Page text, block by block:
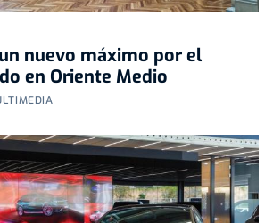
nuevo máximo por el
en Oriente Medio